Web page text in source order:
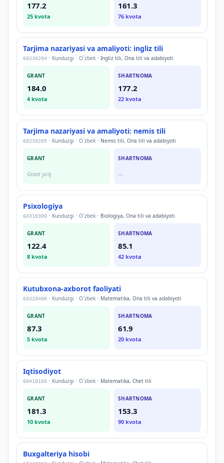
177.2
25 kvota
161.3
76 kvota
Tarjima nazariyasi va amaliyoti: ingliz tili
60230204 • Kunduzgi • O`zbek • Ingliz tili, Ona tili va adabiyoti
GRANT
184.0
4kvota
SHARTNOMA
177.2
22 kvota
Tarjima nazariyasi va amaliyoti: nemis tili
60230205 • Kunduzgi • O`zbek • Nemis tili, Ona tili va adabiyoti
GRANT
Grant yo'q
SHARTNOMA
—
Psixologiya
60310300 • Kunduzgi • O`zbek • Biologiya, Ona tili va adabiyoti
GRANT
122.4
8 kvota
SHARTNOMA
85.1
42 kvota
Kutubxona-axborot faoliyati
60320400 • Kunduzgi • O`zbek • Matematika, Ona tili va adabiyoti
GRANT
87.3
5 kvota
SHARTNOMA
61.9
20 kvota
Iqtisodiyot
60410100 • Kunduzgi • O`zbek • Matematika, Chet tili
GRANT
181.3
10 kvota
SHARTNOMA
153.3
90 kvota
Buxgalteriya hisobi